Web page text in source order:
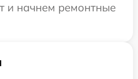
и начнем ремонтные